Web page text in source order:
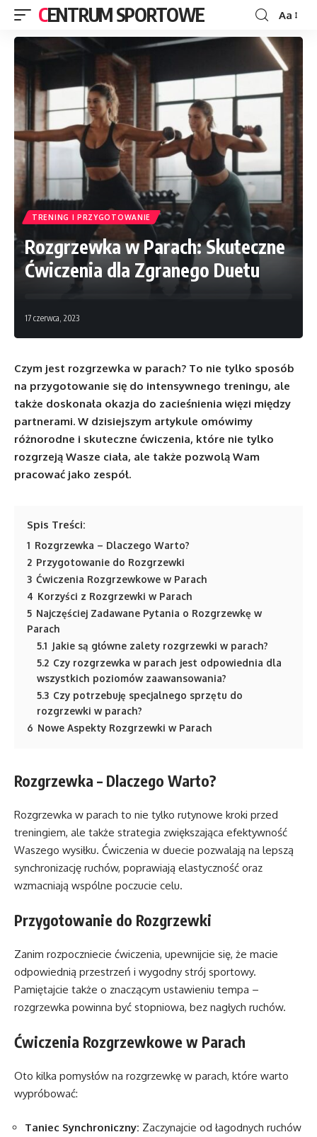
CENTRUM SPORTOWE Aa
TRENING I PRZYGOTOWANIE
Rozgrzewka w Parach: Skuteczne
Ćwiczenia dla Zgranego Duetu
17 czerwca, 2023
Czym jest rozgrzewka w parach? To nie tylko sposób
na przygotowanie się do intensywnego treningu, ale
także doskonała okazja do zacieśnienia więzi między
partnerami. W dzisiejszym artykule omówimy
różnorodne i skuteczne ćwiczenia, które nie tylko
rozgrzeją Wasze ciała, ale także pozwolą Wam
pracować jako zespół.
Spis Treści:
1 Rozgrzewka – Dlaczego Warto?
2 Przygotowanie do Rozgrzewki
3 Ćwiczenia Rozgrzewkowe w Parach
4 Korzyści z Rozgrzewki w Parach
5 Najczęściej Zadawane Pytania o Rozgrzewkę w
Parach
5.1 Jakie są główne zalety rozgrzewki w parach?
5.2 Czy rozgrzewka w parach jest odpowiednia dla
wszystkich poziomów zaawansowania?
5.3 Czy potrzebuję specjalnego sprzętu do
rozgrzewki w parach?
6 Nowe Aspekty Rozgrzewki w Parach
Rozgrzewka – Dlaczego Warto?
Rozgrzewka w parach to nie tylko rutynowe kroki przed
treningiem, ale także strategia zwiększająca efektywność
Waszego wysiłku. Ćwiczenia w duecie pozwalają na lepszą
synchronizację ruchów, poprawiają elastyczność oraz
wzmacniają wspólne poczucie celu.
Przygotowanie do Rozgrzewki
Zanim rozpoczniecie ćwiczenia, upewnijcie się, że macie
odpowiednią przestrzeń i wygodny strój sportowy.
Pamiętajcie także o znaczącym ustawieniu tempa –
rozgrzewka powinna być stopniowa, bez nagłych ruchów.
Ćwiczenia Rozgrzewkowe w Parach
Oto kilka pomysłów na rozgrzewkę w parach, które warto
wypróbować:
Taniec Synchroniczny: Zaczynajcie od łagodnych ruchów